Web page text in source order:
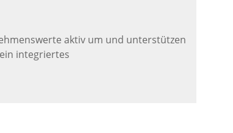
aktiv um und unterstützen
integriertes